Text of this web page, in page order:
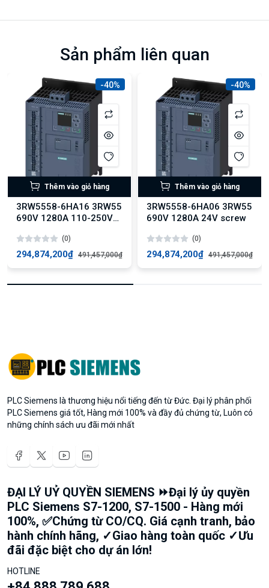
Sản phẩm liên quan
-40%
Thêm vào giỏ hàng
3RW5558-6HA16 3RW55
690V 1280A 110-250V
(0)
294,874,200₫ 491,457,000₫
-40%
Thêm vào giỏ hàng
3RW5558-6HA06 3RW55
690V 1280A 24V screw
(0)
294,874,200₫ 491,457,000₫
PLC Siemens là thương hiệu nổi tiếng đến từ Đức. Đại lý phân phối
PLC Siemens giá tốt, Hàng mới 100% và đầy đủ chứng từ, Luôn có
những chính sách ưu đãi mới nhất
ĐẠI LÝ UỶ QUYỀN SIEMENS ⏩Đại lý ủy quyền
PLC Siemens S7-1200, S7-1500 - Hàng mới
100%, ✅Chứng từ CO/CQ. Giá cạnh tranh, bảo
hành chính hãng, ✓Giao hàng toàn quốc ✓Ưu
đãi đặc biệt cho dự án lớn!
HOTLINE